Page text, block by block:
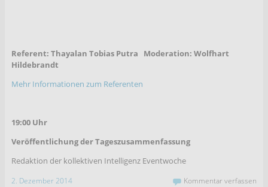
Referent: Thayalan Tobias Putra Moderation: Wolfhart
Hildebrandt
Mehr Informationen zum Referenten
19:00 Uhr
Veröffentlichung der Tageszusammenfassung
Redaktion der kollektiven Intelligenz Eventwoche
2. Dezember 2014 Kommentar verfassen